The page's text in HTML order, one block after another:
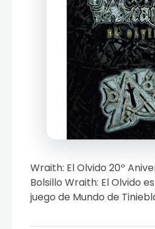
Wraith: El Olvido 20º
Bolsillo Wraith: El Olvido
juego de Mundo de